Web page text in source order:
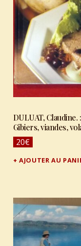
DULUAT, Claudine. : Le livre des terrines et des confits.
Gibiers, viandes,
20€
AJOUTER AU